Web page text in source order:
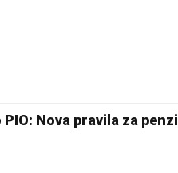
PIO: Nova pravila za